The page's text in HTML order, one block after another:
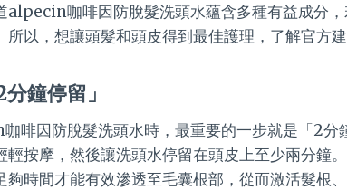
alpecin咖啡因防脫髮洗頭水蘊含多種有益成分
所以，想讓頭髮和頭皮得到最佳護理，了解官方
鐘停留」
啡因防脫髮洗頭水時，最重要的一步就是「2分
輕按摩，然後讓洗頭水停留在頭皮上至少兩分鐘
夠時間才能有效滲透至毛囊根部，從而激活髮根